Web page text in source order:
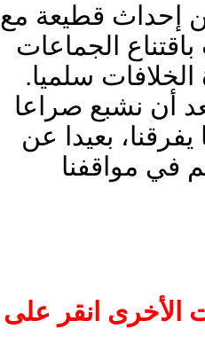
إحداث قطيعة مع
الجماعات
الخلافات سلميا.
أن نشبع صراعا
بعيدا عن
في مواقفنا
الأخرى انقر على